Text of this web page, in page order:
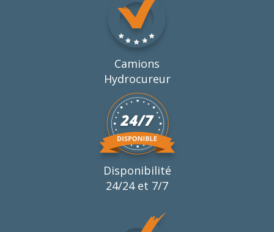
Camions
Hydrocureur
Disponibilité
24/24 et 7/7